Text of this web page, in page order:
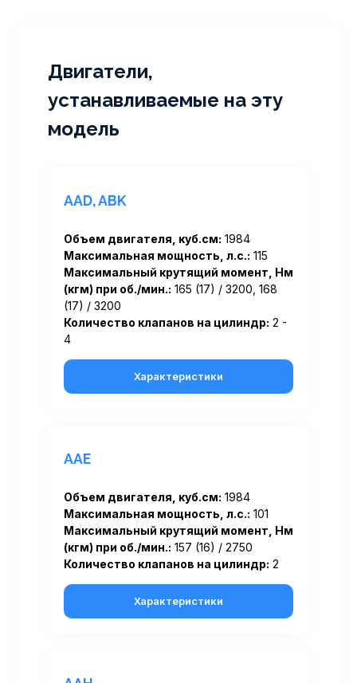
Двигатели,
устанавливаемые на эту
модель
AAD, ABK
Объем двигателя, куб.см: 1984
Максимальная мощность, л.с.: 115
Максимальный крутящий момент, Нм
(кгм) при об./мин.: 165 (17) / 3200, 168
(17) / 3200
Количество клапанов на цилиндр: 2 -
4
Характеристики
AAE
Объем двигателя, куб.см: 1984
Максимальная мощность, л.с.: 101
Максимальный крутящий момент, Нм
(кгм) при об./мин.: 157 (16) / 2750
Количество клапанов на цилиндр: 2
Характеристики